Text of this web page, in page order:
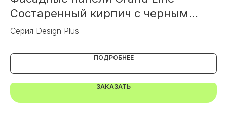
Состаренный кирпич c черным
швом швом
Серия Design Plus
ПОДРОБНЕЕ
ЗАКАЗАТЬ
Или напишите нам напрямую